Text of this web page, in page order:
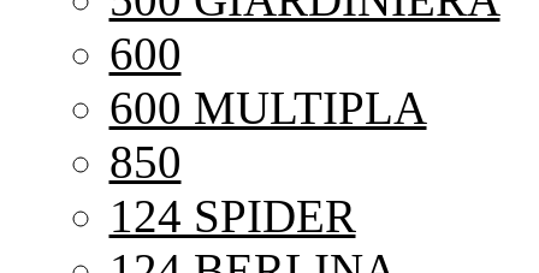
600
600 MULTIPLA
850
124 SPIDER